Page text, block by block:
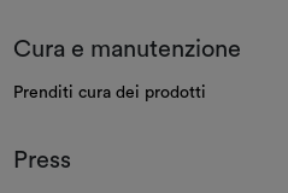
Cura e manutenzione
Prenditi cura dei prodotti
Press